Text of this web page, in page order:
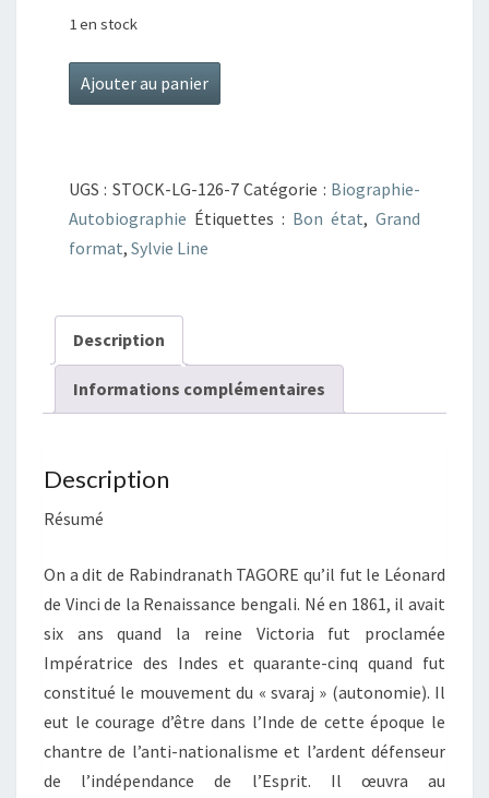
1 en stock
quantité
de
de
la
lumière
Ajouter au panier
UGS : STOCK-LG-126-7 Catégorie : Biographie-
Autobiographie Étiquettes : Bon état, Grand
format, Sylvie Line
Description
Informations complémentaires
Description
Résumé
On a dit de Rabindranath TAGORE qu’il fut le Léonard
de Vinci de la Renaissance bengali. Né en 1861, il avait
six ans quand la reine Victoria fut proclamée
Impératrice des Indes et quarante-cinq quand fut
constitué le mouvement du « svaraj » (autonomie). Il
eut le courage d’être dans l’Inde de cette époque le
chantre de l’anti-nationalisme et l’ardent défenseur
de l’indépendance de l’Esprit. Il œuvra au